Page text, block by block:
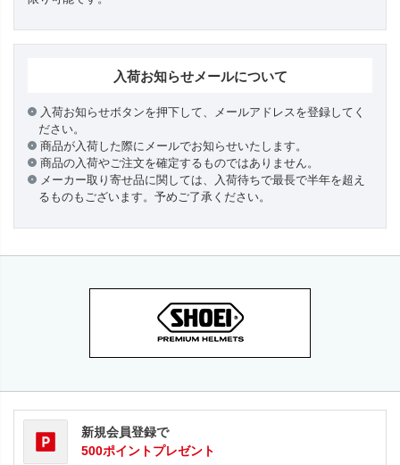
入荷お知らせメールについて
入荷お知らせボタンを押下して、メールアドレスを登録してく
ださい。
商品が入荷した際にメールでお知らせいたします。
商品の入荷やご注文を確定するものではありません。
メーカー取り寄せ品に関しては、入荷待ちで最長で半年を超え
るものもございます。予めご了承ください。
新規会員登録で
500ポイントプレゼント